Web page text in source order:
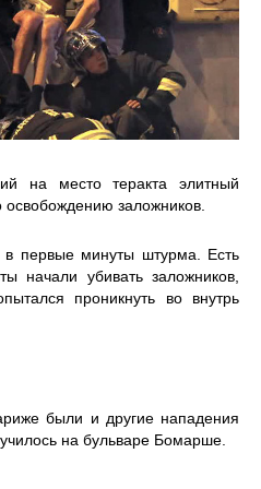
на место теракта элитный
заложников.
первые минуты штурма. Есть
начали убивать заложников,
проникнуть во внутрь
были и другие нападения
на бульваре Бомарше.